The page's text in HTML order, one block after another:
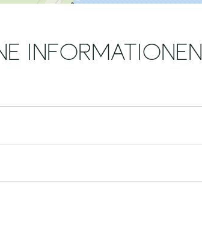
INFORMATIONEN